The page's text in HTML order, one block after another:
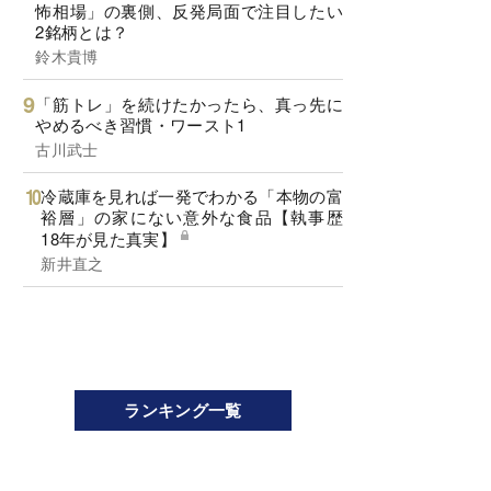
怖相場」の裏側、反発局面で注目したい
2銘柄とは？
鈴木貴博
「筋トレ」を続けたかったら、真っ先に
やめるべき習慣・ワースト1
古川武士
冷蔵庫を見れば一発でわかる「本物の富
裕層」の家にない意外な食品【執事歴
18年が見た真実】
新井直之
ランキング一覧